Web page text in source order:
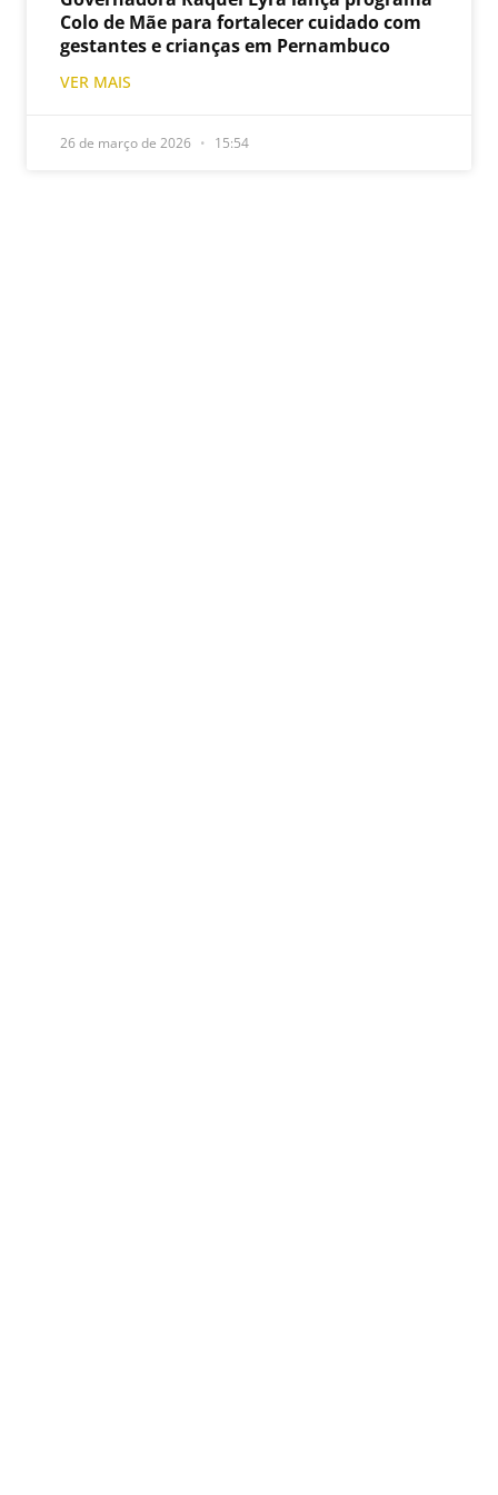
Colo de Mãe para fortalecer cuidado com
gestantes e crianças em Pernambuco
VER MAIS
26 de março de 2026 15:54